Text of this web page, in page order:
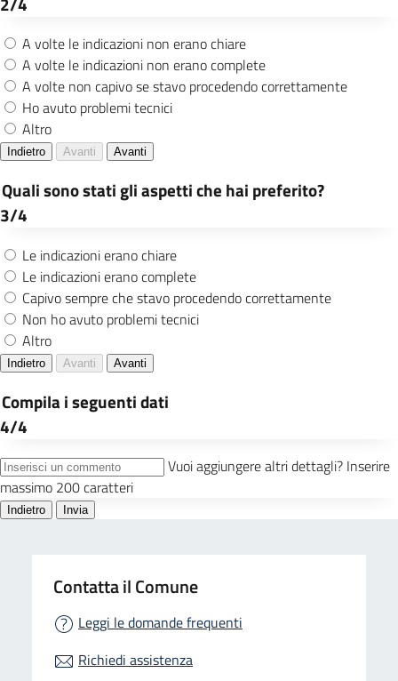
Contatta il Comune
Leggi le domande frequenti
Richiedi assistenza